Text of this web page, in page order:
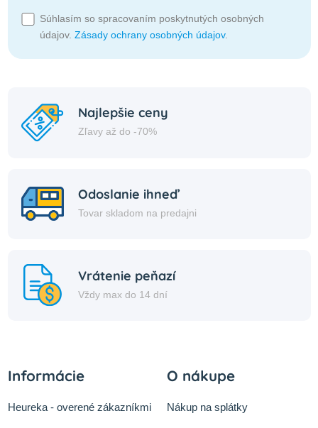
Súhlasím so spracovaním poskytnutých osobných
údajov. Zásady ochrany osobných údajov.
Najlepšie ceny
Zľavy až do -70%
Odoslanie ihneď
Tovar skladom na predajni
Vrátenie peňazí
Vždy max do 14 dní
Informácie
Heureka - overené zákazníkmi
O nákupe
Nákup na splátky